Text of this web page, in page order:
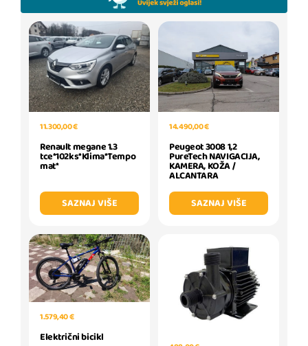
11.300,00 €
Renault megane 1.3
tce*102ks*Klima*Tempo
mat*
SAZNAJ VIŠE
14.490,00 €
Peugeot 3008 1,2
PureTech NAVIGACIJA,
KAMERA, KOŽA /
ALCANTARA
SAZNAJ VIŠE
1.579,40 €
Električni bicikl